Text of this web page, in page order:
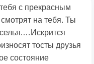
с прекрасным
на тебя. Ты
тосты друзья
состояние